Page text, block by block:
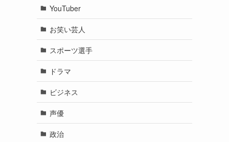
YouTuber
お笑い芸人
スポーツ選手
ドラマ
ビジネス
声優
政治